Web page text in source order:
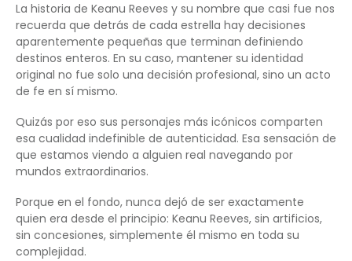
La historia de Keanu Reeves y su nombre que casi fue nos
recuerda que detrás de cada estrella hay decisiones
aparentemente pequeñas que terminan definiendo
destinos enteros. En su caso, mantener su identidad
original no fue solo una decisión profesional, sino un acto
de fe en sí mismo.
Quizás por eso sus personajes más icónicos comparten
esa cualidad indefinible de autenticidad. Esa sensación de
que estamos viendo a alguien real navegando por
mundos extraordinarios.
Porque en el fondo, nunca dejó de ser exactamente
quien era desde el principio: Keanu Reeves, sin artificios,
sin concesiones, simplemente él mismo en toda su
complejidad.